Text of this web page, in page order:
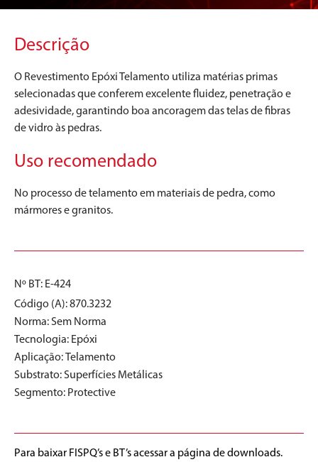
Descrição
O Revestimento Epóxi Telamento utiliza matérias primas
selecionadas que conferem excelente fluidez, penetração e
adesividade, garantindo boa ancoragem das telas de fibras
de vidro às pedras.
Uso recomendado
No processo de telamento em materiais de pedra, como
mármores e granitos.
Nº BT: E-424
Código (A): 870.3232
Norma:Sem Norma
Tecnologia: Epóxi
Aplicação:Telamento
Substrato:Superfícies Metálicas
Segmento: Protective
Para baixar FISPQ’s e BT’s acessar a página de downloads.